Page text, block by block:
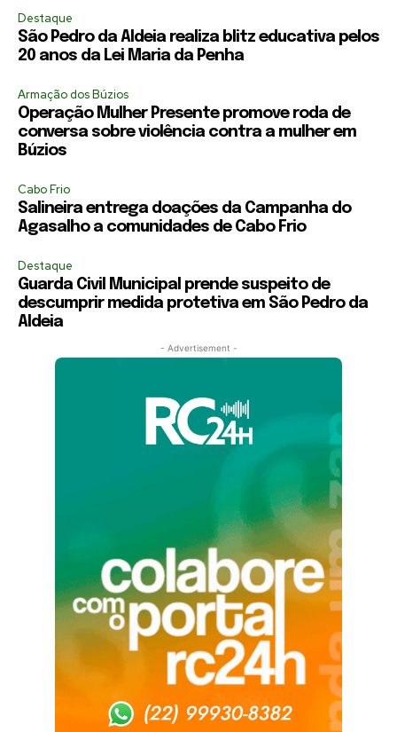
Destaque
São Pedro da Aldeia realiza blitz educativa pelos
20 anos da Lei Maria da Penha
Armação dos Búzios
Operação Mulher Presente promove roda de
conversa sobre violência contra a mulher em
Búzios
Cabo Frio
Salineira entrega doações da Campanha do
Agasalho a comunidades de Cabo Frio
Destaque
Guarda Civil Municipal prende suspeito de
descumprir medida protetiva em São Pedro da
Aldeia
- Advertisement -